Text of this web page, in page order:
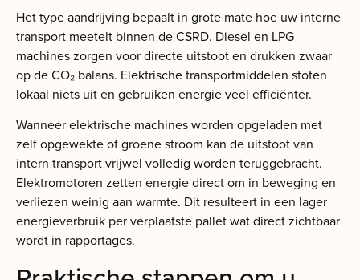
Het type aandrijving bepaalt in grote mate hoe uw interne
transport meetelt binnen de CSRD. Diesel en LPG
machines zorgen voor directe uitstoot en drukken zwaar
op de CO₂ balans. Elektrische transportmiddelen stoten
lokaal niets uit en gebruiken energie veel efficiënter.
Wanneer elektrische machines worden opgeladen met
zelf opgewekte of groene stroom kan de uitstoot van
intern transport vrijwel volledig worden teruggebracht.
Elektromotoren zetten energie direct om in beweging en
verliezen weinig aan warmte. Dit resulteert in een lager
energieverbruik per verplaatste pallet wat direct zichtbaar
wordt in rapportages.